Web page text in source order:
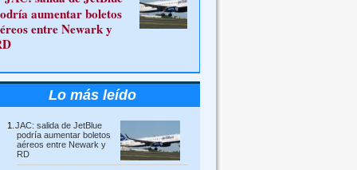
aumentar boletos
entre Newark y
Lo más leído
JAC: salida de JetBlue
podría aumentar boletos
aéreos entre Newark y
RD